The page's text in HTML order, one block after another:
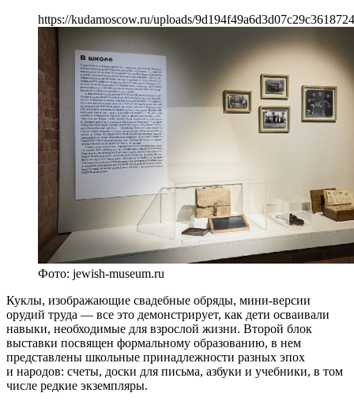
https://kudamoscow.ru/uploads/
Фото: jewish-museum.ru
Куклы, изображающие свадебные обряды, мини-версии
орудий труда — все это демонстрирует, как дети осваивали
навыки, необходимые для взрослой жизни. Второй блок
выставки посвящен формальному образованию, в нем
представлены школьные принадлежности разных эпох
и народов: счеты, доски для письма, азбуки и учебники, в том
числе редкие экземпляры.